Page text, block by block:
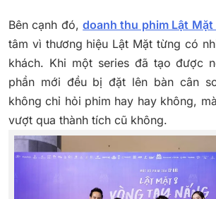
Bên cạnh đó,doanh thu phim Lật Mặt
tâm vì thương hiệu Lật Mặt từng có
khách. Khi một series đã tạo được
phần mới đều bị đặt lên bàn cân
không chỉ hỏi phim hay hay không,
vượt qua thành tích cũ không.